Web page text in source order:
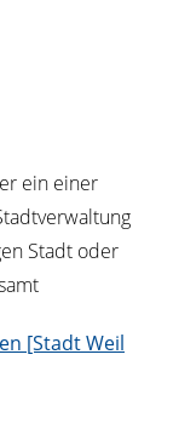
ein einer
Stadt oder
[Stadt Weil